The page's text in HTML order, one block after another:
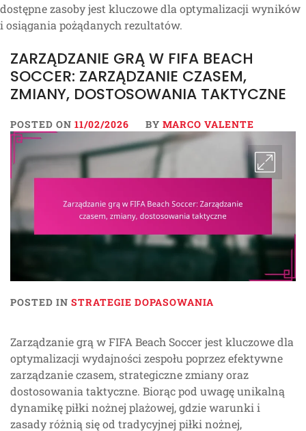
dostępne zasoby jest kluczowe dla optymalizacji wyników
i osiągania pożądanych rezultatów.
ZARZĄDZANIE GRĄ W FIFA BEACH
SOCCER: ZARZĄDZANIE CZASEM,
ZMIANY, DOSTOSOWANIA TAKTYCZNE
POSTED ON 11/02/2026 BY MARCO VALENTE
POSTED IN STRATEGIE DOPASOWANIA
Zarządzanie grą w FIFA Beach Soccer jest kluczowe dla
optymalizacji wydajności zespołu poprzez efektywne
zarządzanie czasem, strategiczne zmiany oraz
dostosowania taktyczne. Biorąc pod uwagę unikalną
dynamikę piłki nożnej plażowej, gdzie warunki i
zasady różnią się od tradycyjnej piłki nożnej,